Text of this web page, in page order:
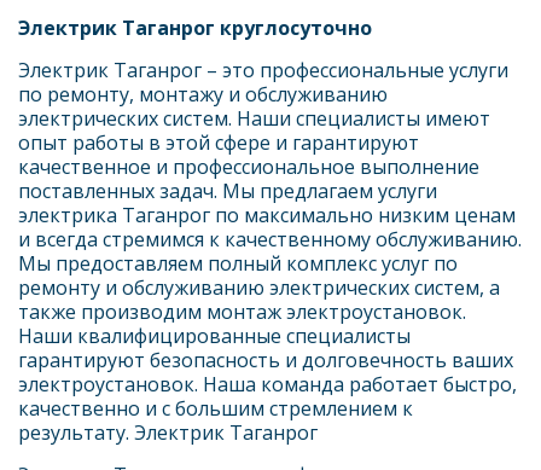
Электрик Таганрог круглосуточно
Электрик Таганрог – это профессиональные услуги
по ремонту, монтажу и обслуживанию
электрических систем. Наши специалисты имеют
опыт работы в этой сфере и гарантируют
качественное и профессиональное выполнение
поставленных задач. Мы предлагаем услуги
электрика Таганрог по максимально низким ценам
и всегда стремимся к качественному обслуживанию.
Мы предоставляем полный комплекс услуг по
ремонту и обслуживанию электрических систем, а
также производим монтаж электроустановок.
Наши квалифицированные специалисты
гарантируют безопасность и долговечность ваших
электроустановок. Наша команда работает быстро,
качественно и с большим стремлением к
результату. Электрик Таганрог